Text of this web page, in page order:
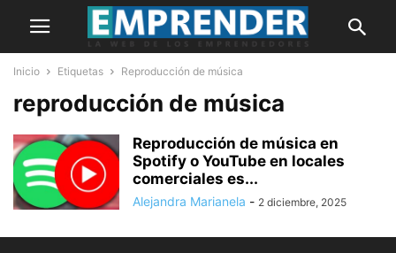
Inicio Etiquetas Reproducción de música
reproducción de música
Reproducción de música en
Spotify o YouTube en locales
comerciales es...
Alejandra Marianela - 2 diciembre, 2025